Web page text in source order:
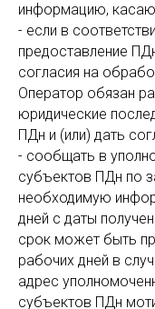
информацию,
- если в
предоставление
согласия на
Оператор обязан
юридические
ПДн и (или) дать
- сообщать в
субъектов ПДн по
необходимую
дней с даты
срок может быть
рабочих дней в
адрес
субъектов ПДн